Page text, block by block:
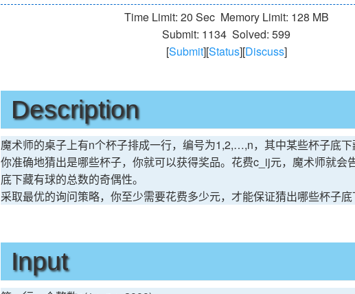
Time Limit: 20 Sec Memory Limit: 128 MB
Submit: 1134Solved: 599
[Submit][Status][Discuss]
Description
魔术师的桌子上有n个杯子排成一行，编号为1,2,…,n，其中某些杯子底
你准确地猜出是哪些杯子，你就可以获得奖品。花费c_ij元，魔术师就
底下藏有球的总数的奇偶性。
采取最优的询问策略，你至少需要花费多少元，才能保证猜出哪些杯子底
Input